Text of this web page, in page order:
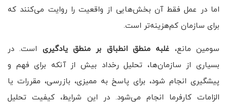
اما در عمل فقط آن بخش‌هایی از واقعیت را روایت می‌کنند که
برای سازمان کم‌هزینه‌تر است.
سومین مانع، غلبه منطق انطباق بر منطق یادگیری است. در
بسیاری از سازمان‌ها، تحلیل رخداد بیش از آنکه برای فهم و
پیشگیری انجام شود، برای پاسخ به ممیزی، بازرسی، مقررات یا
الزامات کارفرما انجام می‌شود. در این شرایط، کیفیت تحلیل